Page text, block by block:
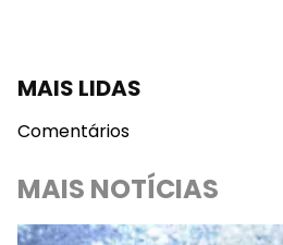
MAIS LIDAS
Comentários
MAIS NOTÍCIAS